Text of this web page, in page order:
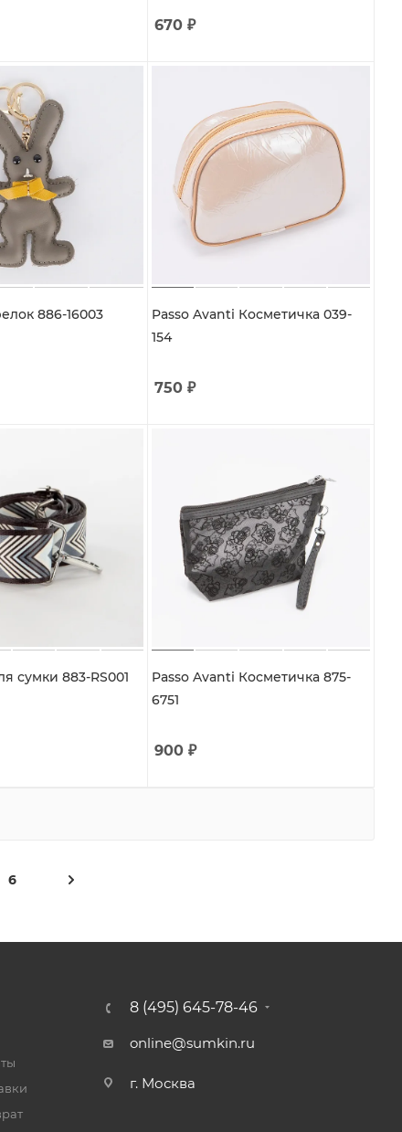
670₽
886-16003
Passo Avanti Косметичка 039-
154
750₽
сумки 883-RS001
Passo Avanti Косметичка 875-
6751
900₽
6
8 (495) 645-78-46
online@sumkin.ru
г. Москва